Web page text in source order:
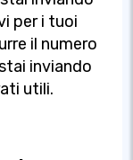
per i tuoi
il numero
inviando
utili.